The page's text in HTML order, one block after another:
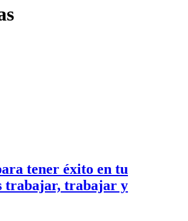
tener éxito en tu
trabajar, trabajar y